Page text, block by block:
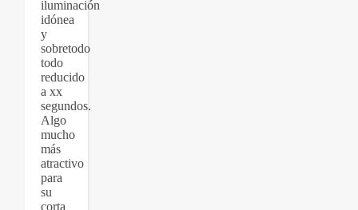
iluminación
idónea
y
sobretodo
todo
reducido
a xx
segundos.
Algo
mucho
más
atractivo
para
su
corta